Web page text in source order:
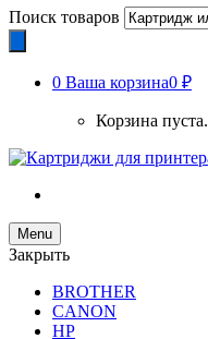
Поиск товаров
0 Ваша корзина0 ₽
Корзина пуста.
Menu
Закрыть
BROTHER
CANON
HP